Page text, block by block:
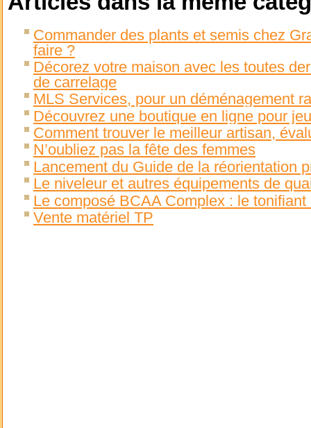
Commander des plants et semis chez
faire ?
Décorez votre maison avec les toutes
de carrelage
MLS Services, pour un déménagement
Découvrez une boutique en ligne pour
Comment trouver le meilleur artisan,
N’oubliez pas la fête des femmes
Lancement du Guide de la réorientation
Le niveleur et autres équipements de
Le composé BCAA Complex : le
Vente matériel TP